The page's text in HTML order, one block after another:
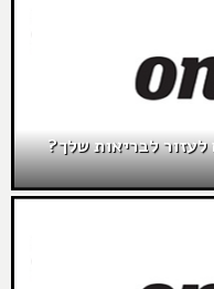
לבריאות שלך?